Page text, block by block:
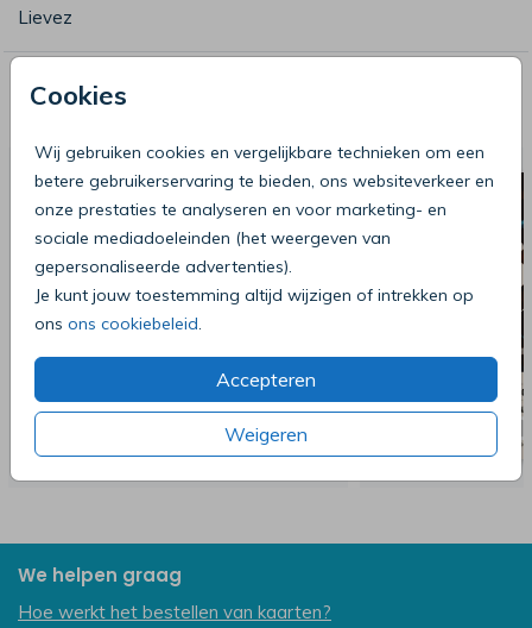
Cookies
Wij gebruiken cookies en vergelijkbare technieken om een
betere gebruikerservaring te bieden, ons websiteverkeer en
onze prestaties te analyseren en voor marketing- en
sociale mediadoeleinden (het weergeven van
gepersonaliseerde advertenties).
Je kunt jouw toestemming altijd wijzigen of intrekken op
ons ons cookiebeleid
Accepteren
Weigeren
Lievez
Deze producten zijn wellicht ook iets
We helpen graag
Hoe werkt het bestellen van kaarten?